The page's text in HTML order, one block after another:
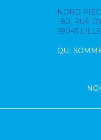
NORD
180, RUE
59045
QUI